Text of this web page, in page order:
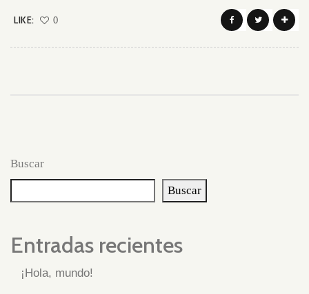
LIKE: 0
Buscar
Buscar
Entradas recientes
¡Hola, mundo!